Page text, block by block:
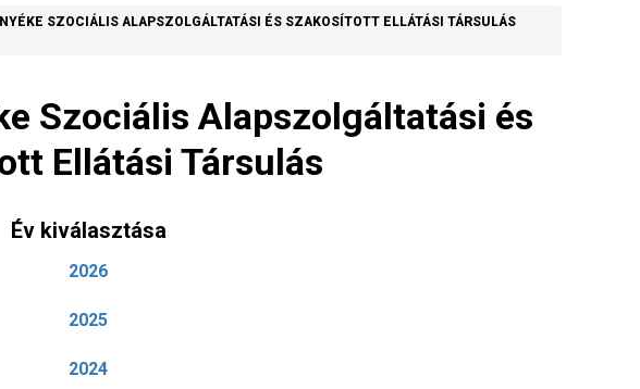
SZOCIÁLIS ALAPSZOLGÁLTATÁSI ÉS SZAKOSÍTOTT ELLÁTÁSI TÁRSULÁS
Szociális Alapszolgáltatási és
Ellátási Társulás
Év kiválasztása
2026
2025
2024